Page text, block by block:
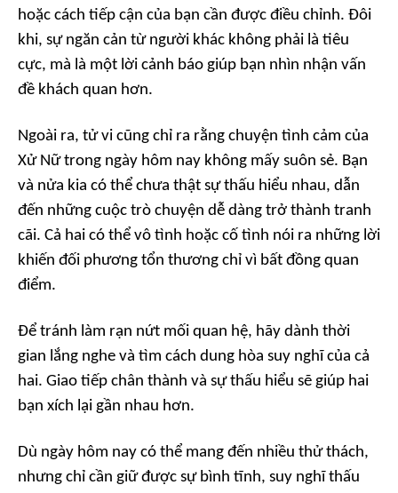
hoặc cách tiếp cận của bạn cần được điều chỉnh. Đôi
khi, sự ngăn cản từ người khác không phải là tiêu
cực, mà là một lời cảnh báo giúp bạn nhìn nhận vấn
đề khách quan hơn.
Ngoài ra, tử vi cũng chỉ ra rằng chuyện tình cảm của
Xử Nữ trong ngày hôm nay không mấy suôn sẻ. Bạn
và nửa kia có thể chưa thật sự thấu hiểu nhau, dẫn
đến những cuộc trò chuyện dễ dàng trở thành tranh
cãi. Cả hai có thể vô tình hoặc cố tình nói ra những lời
khiến đối phương tổn thương chỉ vì bất đồng quan
điểm.
Để tránh làm rạn nứt mối quan hệ, hãy dành thời
gian lắng nghe và tìm cách dung hòa suy nghĩ của cả
hai. Giao tiếp chân thành và sự thấu hiểu sẽ giúp hai
bạn xích lại gần nhau hơn.
Dù ngày hôm nay có thể mang đến nhiều thử thách,
nhưng chỉ cần giữ được sự bình tĩnh, suy nghĩ thấu